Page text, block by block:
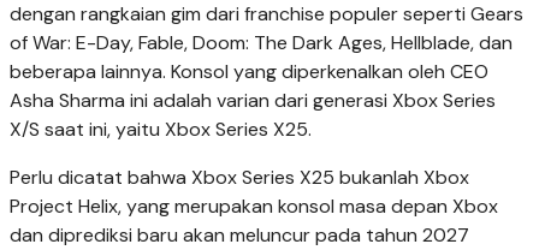
dengan rangkaian gim dari franchise populer seperti Gears
of War: E-Day, Fable, Doom: The Dark Ages, Hellblade, dan
beberapa lainnya. Konsol yang diperkenalkan oleh CEO
Asha Sharma ini adalah varian dari generasi Xbox Series
X/S saat ini, yaitu Xbox Series X25.
Perlu dicatat bahwa Xbox Series X25 bukanlah Xbox
Project Helix, yang merupakan konsol masa depan Xbox
dan diprediksi baru akan meluncur pada tahun 2027